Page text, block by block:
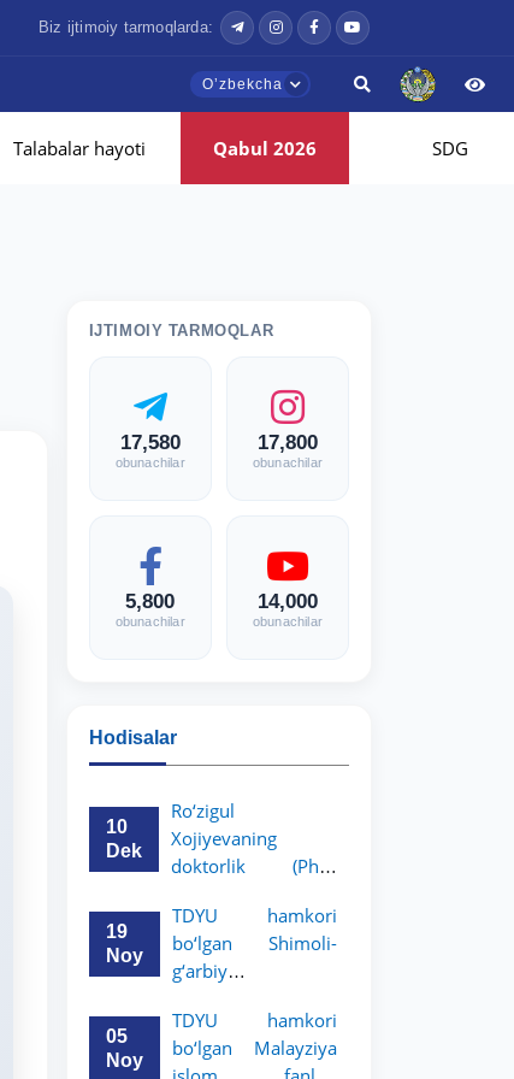
Biz ijtimoiy tarmoqlarda:
Oʼzbekcha
Talabalar hayoti Qabul 2026 SDG
IJTIMOIY TARMOQLAR
17,580
obunachilar
17,800
obunachilar
5,800
obunachilar
14,000
obunachilar
Hodisalar
10
Dek
Ro‘zigul
Xojiyevaning
doktorlik (PhD)
himoyasi bo‘lib
o‘tadi
19
Noy
TDYU hamkori
bo‘lgan Shimoli-
g‘arbiy
huquq universiteti
2-3-kurs talabalari
05
Noy
TDYU hamkori
bo‘lgan Malayziya